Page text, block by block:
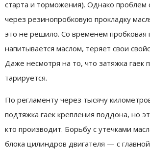
старта и торможения). Однако проблем
через резинопробковую прокладку
это не решило. Со временем пробковая
напитывается маслом, теряет свои
Даже несмотря на то, что затяжка гаек
тарируется.
По регламенту через тысячу
подтяжка гаек крепления поддона, но
кто производит. Борьбу с утечками
блока цилиндров двигателя — с